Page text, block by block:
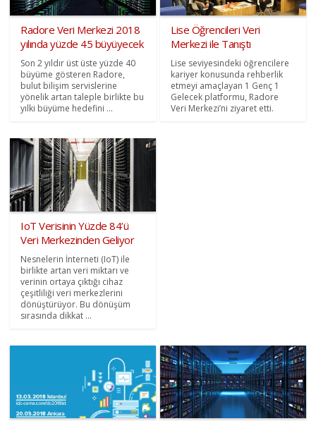
Radore Veri Merkezi 2018
yılında yüzde 45 büyüyecek
Son 2 yıldır üst üste yüzde 40
büyüme gösteren Radore,
bulut bilişim servislerine
yönelik artan taleple birlikte bu
yılki büyüme hedefini ...
Lise Öğrencileri Veri
Merkezi ile Tanıştı
Lise seviyesindeki öğrencilere
kariyer konusunda rehberlik
etmeyi amaçlayan 1 Genç 1
Gelecek platformu, Radore
Veri Merkezi’ni ziyaret etti.
IoT Verisinin Yüzde 84’ü
Veri Merkezinden Geliyor
Nesnelerin İnterneti (IoT) ile
birlikte artan veri miktarı ve
verinin ortaya çıktığı cihaz
çeşitliliği veri merkezlerini
dönüştürüyor. Bu dönüşüm
sırasında dikkat ...